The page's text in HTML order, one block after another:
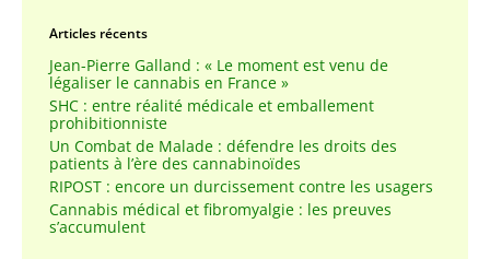
Articles récents
Jean-Pierre Galland : « Le moment est venu de
légaliser le cannabis en France »
SHC : entre réalité médicale et emballement
prohibitionniste
Un Combat de Malade : défendre les droits des
patients à l’ère des cannabinoïdes
RIPOST : encore un durcissement contre les usagers
Cannabis médical et fibromyalgie : les preuves
s’accumulent